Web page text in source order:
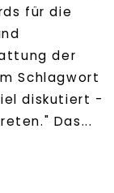
für die
der
Schlagwort
diskutiert -
Das...